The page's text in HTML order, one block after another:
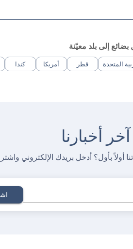
إلى بلد معيّنة
المتحدة قطر أمريكا كندا
آخر أخبارنا
أولاً بأول؟ أدخل بريدك الإلكتروني